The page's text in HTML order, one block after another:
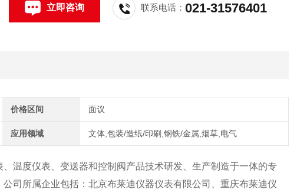
立即咨询 联系电话：021-31576401
价格区间 面议
应用领域 文体,包装/造纸/印刷,钢铁/金属,烟草,电气
温度仪表、变送器和控制阀产品技术研发、生产制造于一体的专
司所属企业包括：北京布莱迪仪器仪表有限公司、重庆布莱迪仪